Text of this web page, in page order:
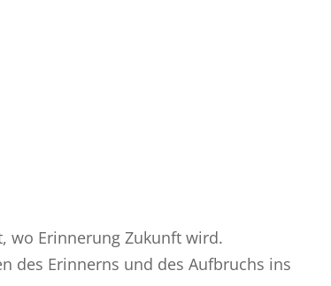
wo Erinnerung Zukunft wird.
des Erinnerns und des Aufbruchs ins